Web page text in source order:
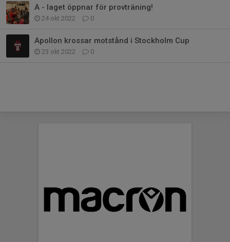
A - laget öppnar för provträning!
24 okt 2022 0
Apollon krossar motstånd i Stockholm Cup
23 okt 2022 0